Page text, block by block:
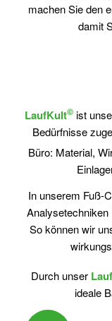
machen Sie den
damit
LaufKult© ist
Bedürfnisse
Büro: Material,
In unserem Fuß-
So können wir
Durch unser
ideale